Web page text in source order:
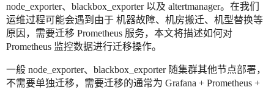
node_exporter、blackbox_exporter 以及 altertmanager。在我们
运维过程可能会遇到由于 机器故障、机房搬迁、机型替换等
原因，需要迁移 Prometheus 服务，本文将描述如何对
Prometheus 监控数据进行迁移操作。
一般 node_exporter、blackbox_exporter 随集群其他节点部署，
不需要单独迁移，需要迁移的通常为 Grafana + Prometheus +